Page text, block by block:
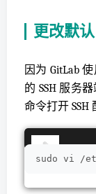
更改默认
因为 GitLab
的 SSH 服务
命令打开 SSH
sudo vi /